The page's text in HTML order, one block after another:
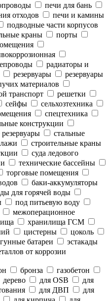
печи для бань
отходов
печи и камины
подводные части корпусов
краны
порты
радиаторы и
резервуары
резервуары
материалов
транспорт
решетки
сейфы
сельхозтехника
спецтехника
конструкции
стальные
строительные краны
суда ледового
технические бассейны
торговые помещения
баки-аккумуляторы
для горячей воды
под питьевую воду
межоперационное
хранилища ГСМ
цистерны
цоколь
батареи
эстакады
от коррозии
бронза
газобетон
дерево для OSB
для
для ДВП
для